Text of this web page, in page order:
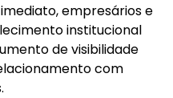
empresários e
institucional
de visibilidade
com